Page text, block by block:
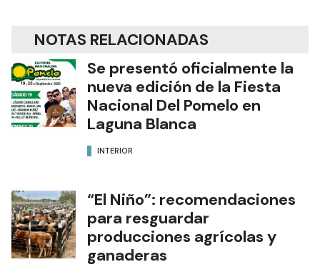
NOTAS RELACIONADAS
Se presentó oficialmente la
nueva edición de la Fiesta
Nacional Del Pomelo en
Laguna Blanca
INTERIOR
“El Niño”: recomendaciones
para resguardar
producciones agrícolas y
ganaderas